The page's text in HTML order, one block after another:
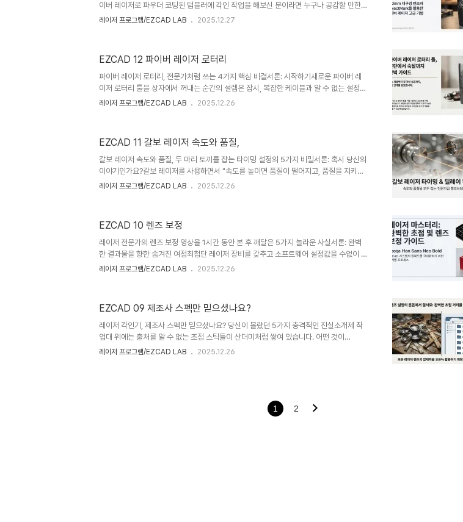
이버 레이저로 파우더 코팅된 텀블러에 각인 작업을 해보신 분이라면 누구나 공감할 만한
어려움이 있습니다. 바로 번거로운 회전 장비(로터리 툴)가 필요하고, 자칫 잘못하면 코팅
하세요놀랍게도, 섬세한 텀블러 각인의 첫 번째 비결은 바로 더 '큰' 렌즈를 사용하는 것입
니다. 이는 **파워 밀도(Power Density)**라는 개념과 직접적인 관련이 ..
레이저 프로그램/EZCAD LAB 2025.12.27
EZCAD 12 파이버 레이저 로터리
파이버 레이저 로터리, 전문가처럼 쓰는 4가지 핵심 비결서론: 시작하기새로운 파이버 레
이저 로터리 툴을 상자에서 꺼내는 순간의 설렘은 잠시, 복잡한 케이블과 알 수 없는 설정값
들 앞에 서면 금세 막막함으로 바뀝니다. 설명서를 아무리 읽어봐도 해결되지 않는 문제 때
거쳐, 마지막으로 정밀한 수치를 입력하는 과정까지 함께 따라오세요. 이 글을 끝까지 읽으
시면 로터리 툴을 작품의 퀄리티를 한 단계 끌어올리는 강력한 무기로 활용할 수 있게 될 것
입니다...
레이저 프로그램/EZCAD LAB 2025.12.26
EZCAD 11 갈보 레이저 속도와 품질,
갈보 레이저 속도와 품질, 두 마리 토끼를 잡는 타이밍 설정의 5가지 비밀서론: 혹시 당신의
이야기인가요?갈보 레이저를 사용하면서 "속도를 높이면 품질이 떨어지고, 품질을 지키자
니 작업 시간이 너무 길어진다"는 딜레마에 빠져본 적 있으신가요? 혹은 Start TC, Jump
100% 끌어내는 열쇠는 대부분이 간과하는 '타이밍' 설정에 숨어있습니다. 이 글을 통해 복
잡한 설정값 뒤에 숨겨진 5가지 놀라운 비밀을 파헤치고, 당신의 레이저 장비를 한 ..
레이저 프로그램/EZCAD LAB 2025.12.26
EZCAD 10 렌즈 보정
레이저 전문가의 렌즈 보정 영상을 1시간 동안 본 후 깨달은 5가지 놀라운 사실서론: 완벽
한 결과물을 향한 숨겨진 여정최첨단 레이저 장비를 갖추고 소프트웨어 설정값을 수없이 조
정해도, 왜 결과물은 항상 기대에 미치지 못할까요? 정밀한 커팅과 선명한 각인을 꿈꾸지
가의 놀랍도록 현실적인 비밀 5가지를 공개합니다.--------------------------------
-------------------------------------------..
레이저 프로그램/EZCAD LAB 2025.12.26
EZCAD 09 제조사 스펙만 믿으셨나요?
레이저 각인기, 제조사 스펙만 믿으셨나요? 당신이 몰랐던 5가지 충격적인 진실소개제 작
업대 위에는 출처를 알 수 없는 초점 스틱들이 산더미처럼 쌓여 있습니다. 어떤 것이
150mm 렌즈용이었고, 어떤 것이 110mm용이었는지 뒤죽박죽 섞여 알 길이 없습니다.
일 뿐, 실제 초점 거리는 완전히 다릅니다.가장 충격적인 사실부터 시작하겠습니다. 당신이
레이저 프로그램/EZCAD LAB 2025.12.26
1 2